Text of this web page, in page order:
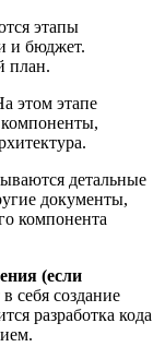
этапы
и бюджет.
план.
этом этапе
компоненты,
детальные
документы,
компонента
(если
себя создание
разработка кода